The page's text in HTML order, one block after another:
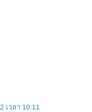
เวลา 10:11